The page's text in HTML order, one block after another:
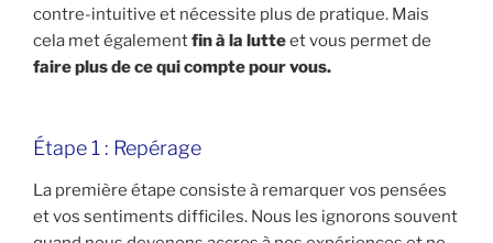
contre-intuitive et nécessite plus de pratique. Mais
cela met égalementfin à la lutteet vous permet de
faire plus de ce qui compte pour vous.
Étape 1 : Repérage
La première étape consiste à remarquer vos pensées
et vos sentiments difficiles. Nous les ignorons souvent